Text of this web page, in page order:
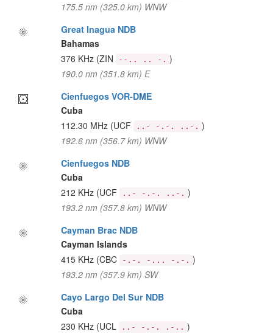
175.5 nm (325.0 km) WNW
Great Inagua NDB
Bahamas
376 KHz (ZIN --.. .. -. )
190.0 nm (351.8 km) E
Cienfuegos VOR-DME
Cuba
112.30 MHz (UCF ..- -.-. ..-. )
192.6 nm (356.7 km) WNW
Cienfuegos NDB
Cuba
212 KHz (UCF ..- -.-. ..-. )
193.2 nm (357.8 km) WNW
Cayman Brac NDB
Cayman Islands
415 KHz (CBC -.-. -... -.-. )
193.2 nm (357.9 km) SW
Cayo Largo Del Sur NDB
Cuba
230 KHz (UCL ..- -.-. .-.. )